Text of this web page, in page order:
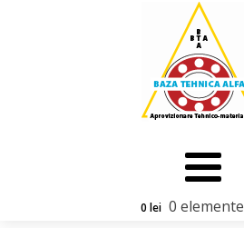
0 lei 0 elemente